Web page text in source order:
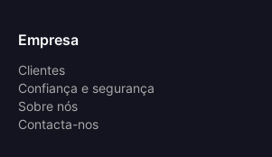
Empresa
Clientes
Confiança e segurança
Sobre nós
Contacta-nos